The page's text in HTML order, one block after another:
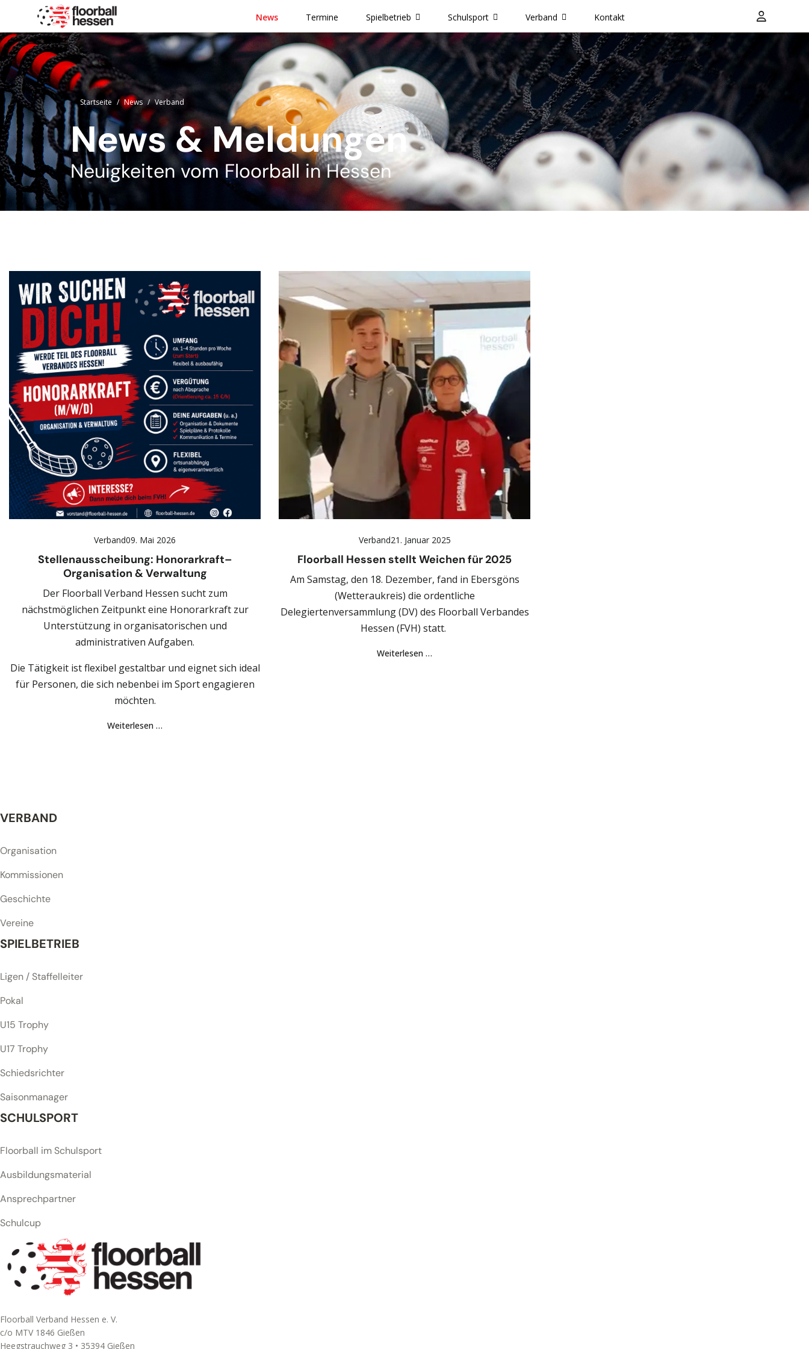
News Termine Spielbetrieb Schulsport Verband Kontakt
Startseite News Verband
News & Meldungen
Neuigkeiten vom Floorball in Hessen
Verband09. Mai 2026
Stellenausscheibung: Honorarkraft–
Organisation & Verwaltung
Der Floorball Verband Hessen sucht zum
nächstmöglichen Zeitpunkt eine Honorarkraft zur
Unterstützung in organisatorischen und
administrativen Aufgaben.
Die Tätigkeit ist flexibel gestaltbar und eignet sich ideal
für Personen, die sich nebenbei im Sport engagieren
möchten.
Weiterlesen …
Verband21. Januar 2025
Floorball Hessen stellt Weichen für 2025
Am Samstag, den 18. Dezember, fand in Ebersgöns
(Wetteraukreis) die ordentliche
Delegiertenversammlung (DV) des Floorball Verbandes
Hessen (FVH) statt.
Weiterlesen …
VERBAND
Organisation
Kommissionen
Geschichte
Vereine
SPIELBETRIEB
Ligen / Staffelleiter
Pokal
U15 Trophy
U17 Trophy
Schiedsrichter
Saisonmanager
SCHULSPORT
Floorball im Schulsport
Ausbildungsmaterial
Ansprechpartner
Schulcup
Floorball Verband Hessen e. V.
c/o MTV 1846 Gießen
Heegstrauchweg 3 • 35394 Gießen